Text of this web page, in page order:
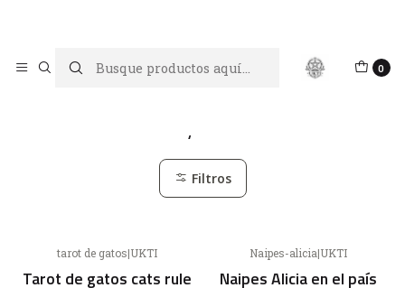
0
Inicio Oráculos y Adivinación
Filtros
tarot de gatos|UKTI
Tarot de gatos cats rule
Naipes-alicia|UKTI
Naipes Alicia en el país